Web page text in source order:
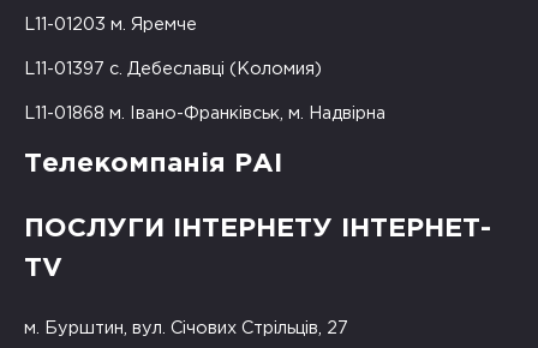
L11-01203 м. Яремче
L11-01397 с. Дебеславці (Коломия)
L11-01868 м. Івано-Франківськ, м. Надвірна
Телекомпанія РАІ
ПОСЛУГИ ІНТЕРНЕТУ ІНТЕРНЕТ-
TV
м. Бурштин, вул. Січових Стрільців, 27